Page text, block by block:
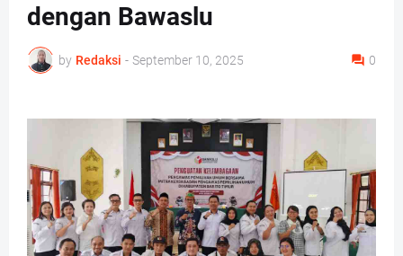
dengan Bawaslu
by Redaksi - September 10, 2025 0